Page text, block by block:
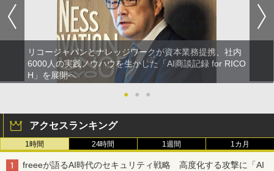
リコージャパンとナレッジワークが資本業務提携、社内
6000人の実践ノウハウを生かした「AI商談記録 for RICO
H」を展開へ
●
● ●
アクセスランキング
1時間 24時間 1週間 1カ月
freeeが語るAI時代のセキュリティ戦略 高度化する攻撃に「AI